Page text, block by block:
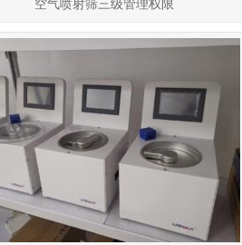
空气喷射筛三级管理权限